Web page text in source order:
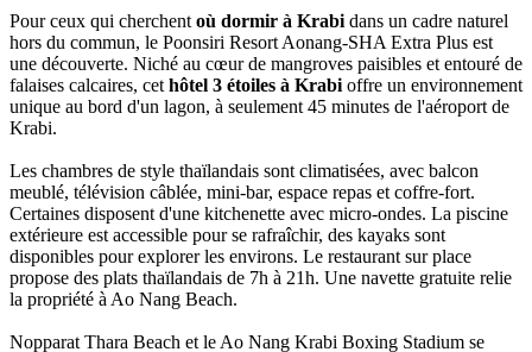
pas
?
“Un endroit magique pour séjourner à Krabi en basse saison. La
plage était quasi déserte, la nourriture délicieuse et les massages
parmi les meilleurs qu'on ait testés. Le personnel est aux petits soins.
6. Où dormir à Krabi ? Poonsiri Resort
Aonang est pour vous
Adresse: 211 Moo 4, sous-district d'Ao Nang, district de
Mueang Krabi, Krabi, Thaïlande